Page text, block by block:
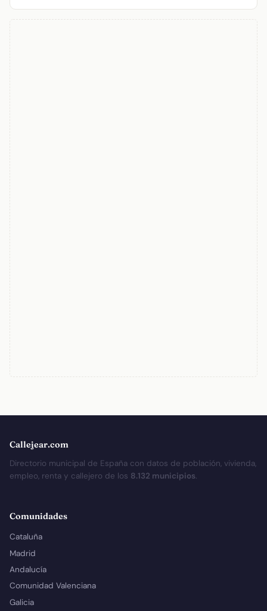
Callejear.com
Directorio municipal de España con datos de población, vivienda,
empleo, renta y callejero de los 8.132 municipios.
Comunidades
Cataluña
Madrid
Andalucía
Comunidad Valenciana
Galicia